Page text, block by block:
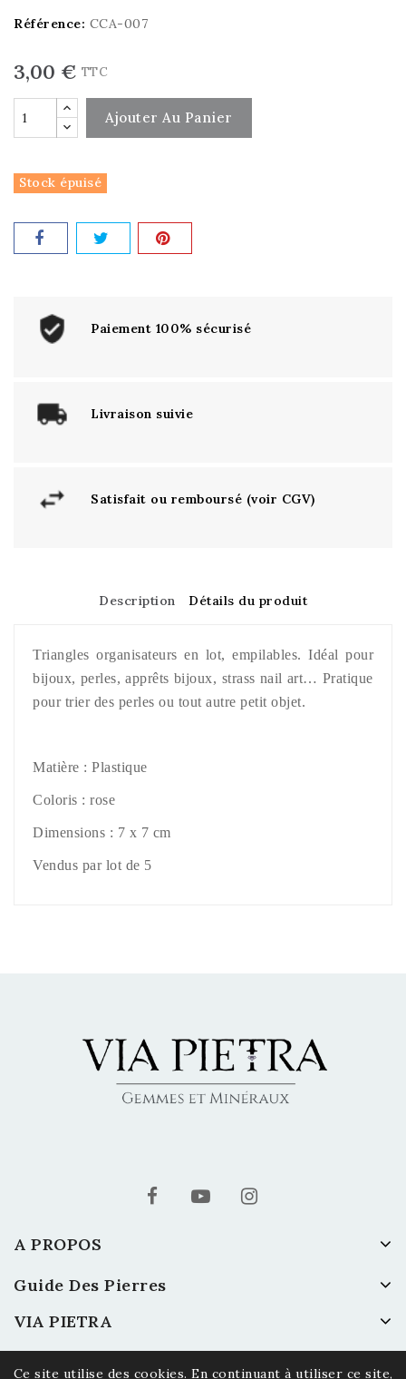
Référence: CCA-007
3,00 € TTC
Ajouter Au Panier
Stock épuisé
Paiement 100% sécurisé
Livraison suivie
Satisfait ou remboursé (voir CGV)
Description Détails du produit
Triangles organisateurs en lot, empilables. Idéal pour
bijoux, perles, apprêts bijoux, strass nail art… Pratique
pour trier des perles ou tout autre petit objet.
Matière : Plastique
Coloris : rose
Dimensions : 7 x 7 cm
Vendus par lot de 5
A PROPOS
Guide Des Pierres
VIA PIETRA
Ce site utilise des cookies. En continuant à utiliser ce site,